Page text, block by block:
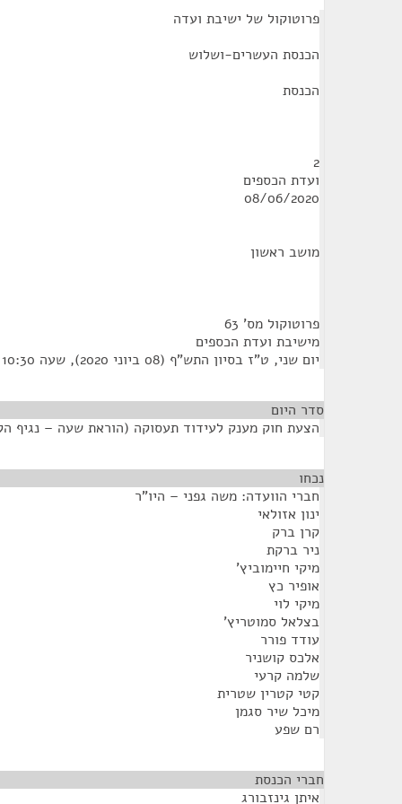
פרוטוקול של ישיבת ועדה
הכנסת העשרים-ושלוש
הכנסת
2
ועדת הכספים
08/06/2020
מושב ראשון
פרוטוקול מס' 63
מישיבת ועדת הכספים
יום שני, ט"ז בסיון התש"ף (08 ביוני 2020), שעה 10:30
סדר היום
הצעת חוק מענק לעידוד תעסוקה (הוראת שעה – נגיף
נכחו
חברי הוועדה: משה גפני – היו"ר
ינון אזולאי
קרן ברק
ניר ברקת
מיקי חיימוביץ'
אופיר כץ
מיקי לוי
בצלאל סמוטריץ'
עודד פורר
אלכס קושניר
שלמה קרעי
קטי קטרין שטרית
מיכל שיר סגמן
רם שפע
חברי הכנסת
איתן גינזבורג